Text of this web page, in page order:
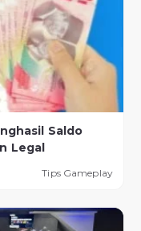
Saldo
Legal
Tips Gameplay